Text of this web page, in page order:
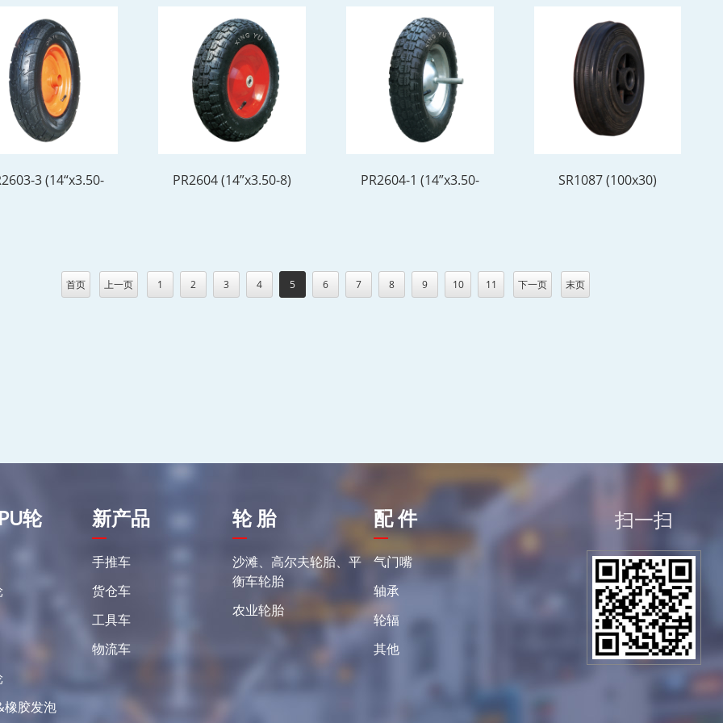
3 (14“x3.50-
PR2604 (14”x3.50-8)
PR2604-1 (14”x3.50-
SR1087 (100x30)
首页 上一页 1 2 3 4 5 6 7 8 9 10 11 下一页 末页
扫一扫
轮
橡胶发泡
新产品
手推车
货仓车
工具车
物流车
轮 胎
沙滩、高尔夫轮胎、平
衡车轮胎
农业轮胎
配 件
气门嘴
轴承
轮辐
其他